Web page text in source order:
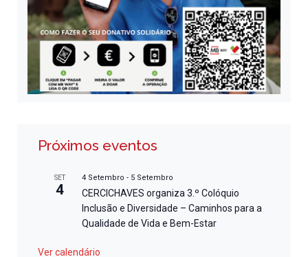
Próximos eventos
SET
4
4 Setembro - 5 Setembro
CERCICHAVES organiza 3.º Colóquio
Inclusão e Diversidade – Caminhos para a
Qualidade de Vida e Bem-Estar
Ver calendário